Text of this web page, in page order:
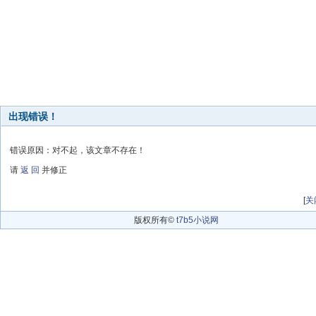
出现错误！
错误原因：对不起，该文章不存在！
请 返 回 并修正
[关
版权所有© t7b5小说网